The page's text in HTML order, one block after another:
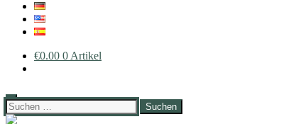
€0.00 0 Artikel
Suchen
nach: